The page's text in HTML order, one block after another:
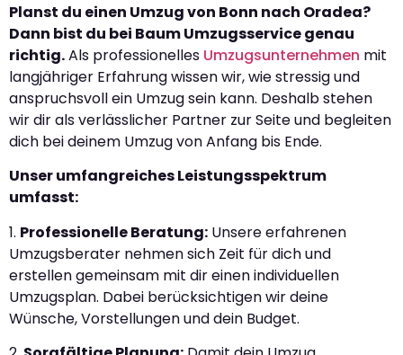
Planst du einen Umzug von Bonn nach Oradea?
Dann bist du bei Baum Umzugsservice genau
richtig.Als professionelles Umzugsunternehmen mit
langjähriger Erfahrung wissen wir, wie stressig und
anspruchsvoll ein Umzug sein kann. Deshalb stehen
wir dir als verlässlicher Partner zur Seite und begleiten
dich bei deinem Umzug von Anfang bis Ende.
Unser umfangreiches Leistungsspektrum
umfasst:
1. Professionelle Beratung: Unsere erfahrenen
Umzugsberater nehmen sich Zeit für dich und
erstellen gemeinsam mit dir einen individuellen
Umzugsplan. Dabei berücksichtigen wir deine
Wünsche, Vorstellungen und dein Budget.